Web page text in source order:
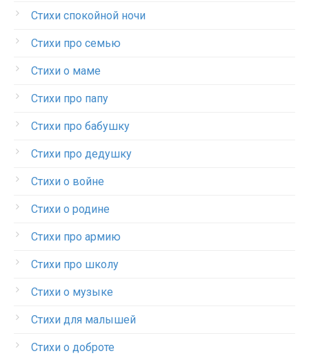
Стихи спокойной ночи
Стихи про семью
Стихи о маме
Стихи про папу
Стихи про бабушку
Стихи про дедушку
Стихи о войне
Стихи о родине
Стихи про армию
Стихи про школу
Стихи о музыке
Стихи для малышей
Стихи о доброте